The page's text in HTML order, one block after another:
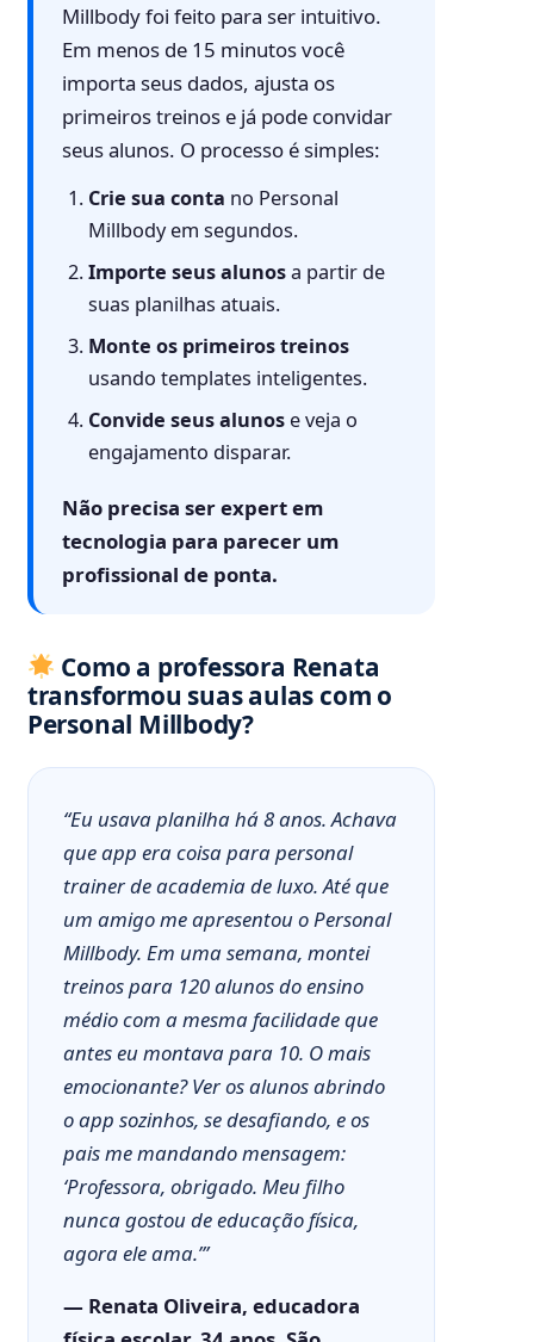
Millbody foi feito para ser intuitivo.
Em menos de 15 minutos você
importa seus dados, ajusta os
primeiros treinos e já pode convidar
seus alunos. O processo é simples:
Crie sua conta no Personal
Millbody em segundos.
Importe seus alunosa partir de
suas planilhas atuais.
Monte os primeiros treinos
usando templates inteligentes.
Convide seus alunos e veja o
engajamento disparar.
Não precisa ser expert em
tecnologia para parecer um
profissional de ponta.
Como a professora Renata
transformou suas aulas com o
Personal Millbody?
“Eu usava planilha há 8 anos. Achava
que app era coisa para personal
trainer de academia de luxo. Até que
um amigo me apresentou o Personal
Millbody. Em uma semana, montei
treinos para 120 alunos do ensino
médio com a mesma facilidade que
antes eu montava para 10. O mais
emocionante? Ver os alunos abrindo
o app sozinhos, se desafiando, e os
pais me mandando mensagem:
‘Professora, obrigado. Meu filho
nunca gostou de educação física,
agora ele ama.’”
— Renata Oliveira, educadora